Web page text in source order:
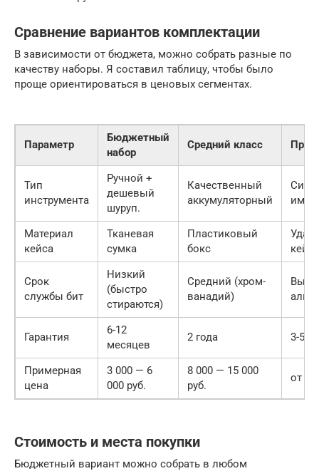
Сравнение вариантов комплектации
В зависимости от бюджета, можно собрать разные по
качеству наборы. Я составил таблицу, чтобы было
проще ориентироваться в ценовых сегментах.
Параметр
Бюджетный
набор
Средний класс
Тип
инструмента
Ручной +
дешевый
шуруп.
Качественный
аккумуляторный
Материал
кейса
Тканевая
сумка
Пластиковый
бокс
кейс
Срок
службы бит
Низкий
(быстро
стираются)
Средний (хром-
ванадий)
Гарантия
6-12
месяцев
2 года 3-5
Примерная
цена
3 000 — 6
000 руб.
8 000 — 15 000
руб.
от 25
Стоимость и места покупки
Бюджетный вариант можно собрать в любом